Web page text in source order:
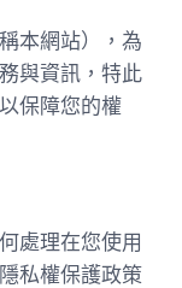
本網站），為
與資訊，特此
保障您的權
處理在您使用
私權保護政策